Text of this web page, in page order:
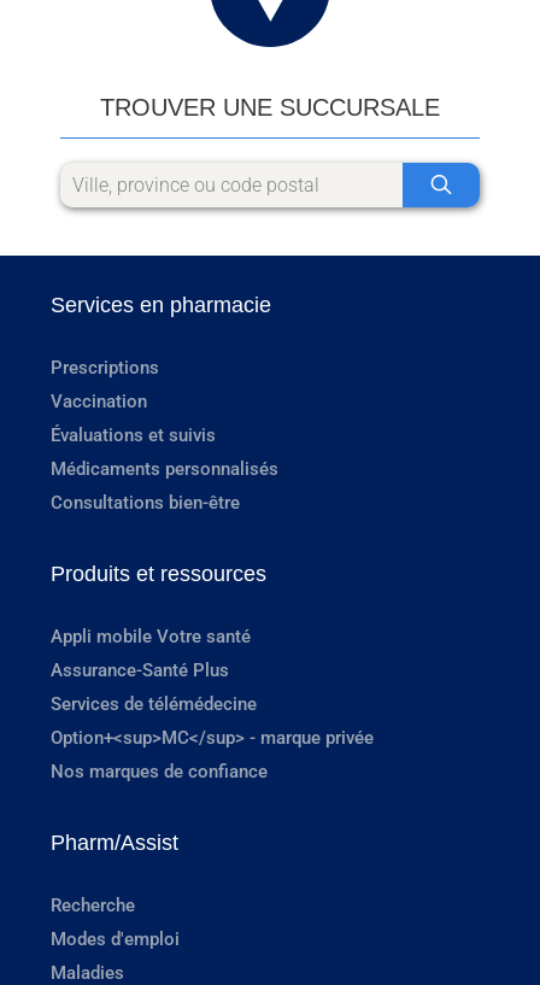
TROUVER UNE SUCCURSALE
Services en pharmacie
Prescriptions
Vaccination
Évaluations et suivis
Médicaments personnalisés
Consultations bien-être
Produits et ressources
Appli mobile Votre santé
Assurance-Santé Plus
Services de télémédecine
Option+<sup>MC</sup> - marque privée
Nos marques de confiance
Pharm/Assist
Recherche
Modes d'emploi
Maladies